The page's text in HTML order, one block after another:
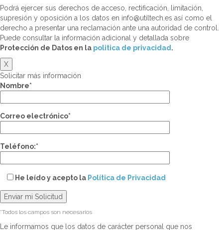
Podrá ejercer sus derechos de acceso, rectificación, limitación,
supresión y oposición a los datos en info@utiltech.es así como el
derecho a presentar una reclamación ante una autoridad de control.
Puede consultar la información adicional y detallada sobre
Protección de Datos en la politica de privacidad .
X
Solicitar más información
Nombre*
Correo electrónico*
Teléfono:*
He leído y acepto la Política de Privacidad
*Todos los campos son necesarios
Le informamos que los datos de carácter personal que nos